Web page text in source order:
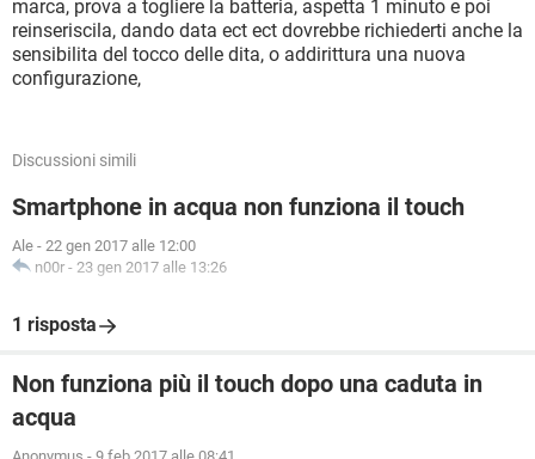
marca, prova a togliere la batteria, aspetta 1 minuto e poi
reinseriscila, dando data ect ect dovrebbe richiederti anche la
sensibilita del tocco delle dita, o addirittura una nuova
configurazione,
Discussioni simili
Smartphone in acqua non funziona il touch
Ale - 22 gen 2017 alle 12:00
n00r - 23 gen 2017 alle 13:26
1 risposta
Non funziona più il touch dopo una caduta in
acqua